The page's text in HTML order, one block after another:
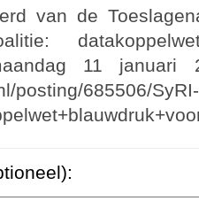
van de
11
posting/685506/SyRI-